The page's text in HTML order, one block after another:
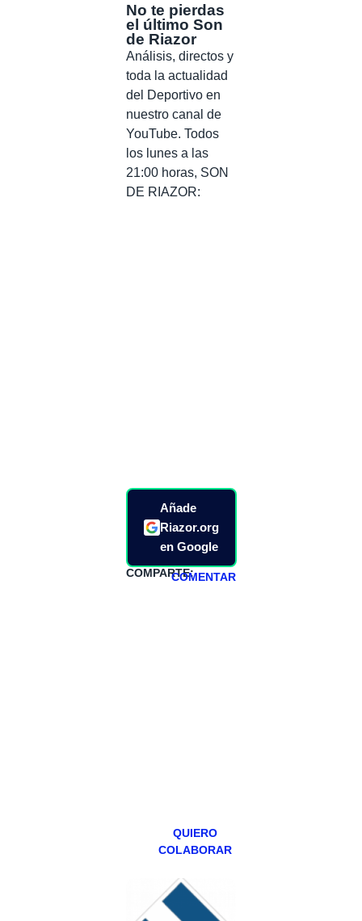
No te pierdas
el último Son
de Riazor
Análisis, directos y
toda la actualidad
del Deportivo en
nuestro canal de
YouTube. Todos
los lunes a las
21:00 horas, SON
DE RIAZOR:
Añade
Riazor.org
en Google
COMPARTE:COMENTAR
QUIERO
COLABORAR